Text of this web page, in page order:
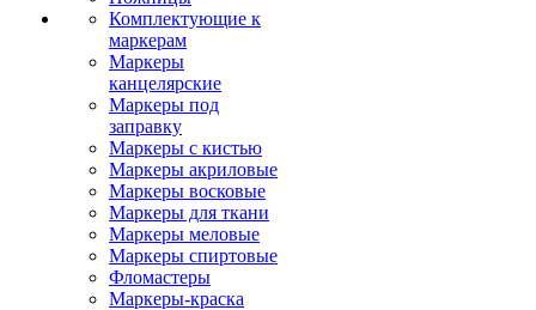
Комплектующие к
маркерам
Маркеры
канцелярские
Маркеры под
заправку
Маркеры с кистью
Маркеры акриловые
Маркеры восковые
Маркеры для ткани
Маркеры меловые
Маркеры спиртовые
Фломастеры
Маркеры-краска